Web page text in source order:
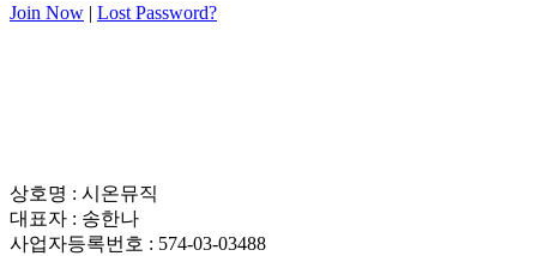
Join Now | Lost Password?
상호명 : 시온뮤직
대표자 : 송한나
사업자등록번호 : 574-03-03488